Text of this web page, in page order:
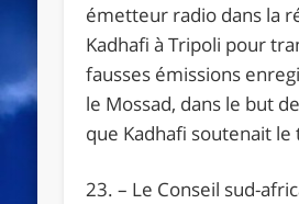
émetteur radio dans la
Kadhafi à Tripoli pour
fausses émissions
le Mossad, dans le but
que Kadhafi soutenait
23. – Le Conseil sud-